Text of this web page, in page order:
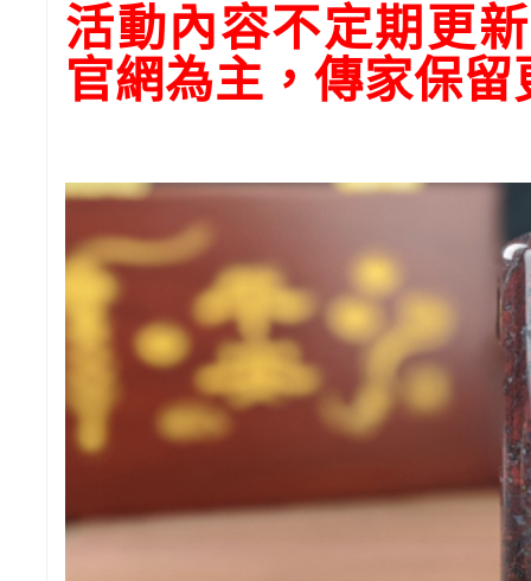
活動內容不定期更
官網為主，傳家保